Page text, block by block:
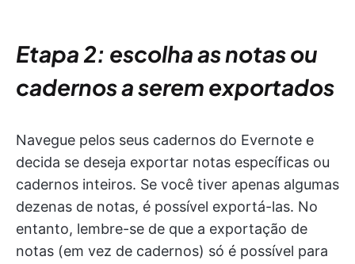
Etapa 2: escolha as notas ou
cadernos a serem exportados
Navegue pelos seus cadernos do Evernote e
decida se deseja exportar notas específicas ou
cadernos inteiros. Se você tiver apenas algumas
dezenas de notas, é possível exportá-las. No
entanto, lembre-se de que a exportação de
notas (em vez de cadernos) só é possível para